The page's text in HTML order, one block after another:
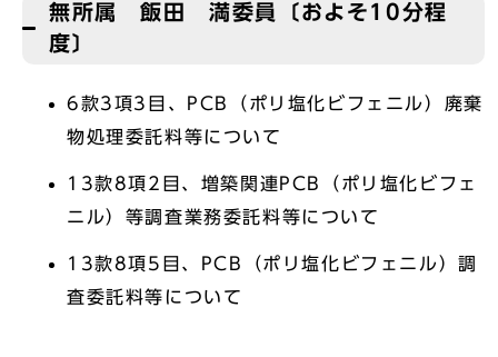
無所属 飯田 満委員〔およそ10分程
度〕
6款3項3目、PCB（ポリ塩化ビフェニル）廃棄
物処理委託料等について
13款8項2目、増築関連PCB（ポリ塩化ビフェ
ニル）等調査業務委託料等について
13款8項5目、PCB（ポリ塩化ビフェニル）調
査委託料等について